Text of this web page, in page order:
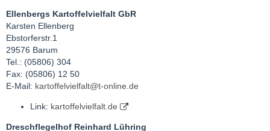
Ellenbergs Kartoffelvielfalt GbR
Karsten Ellenberg
Ebstorferstr.1
29576 Barum
Tel.: (05806) 304
Fax: (05806) 12 50
E-Mail: kartoffelvielfalt@t-online.de
Link: kartoffelvielfalt.de
Dreschflegelhof Reinhard Lühring